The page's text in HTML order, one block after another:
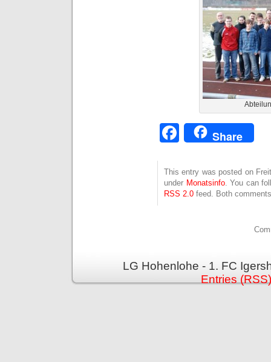
Facebook
Share
This entry was posted on
under Monatsinfo. You can
RSS 2.0 feed. Both
LG Hohenlohe - 1. FC
Entries (RSS)